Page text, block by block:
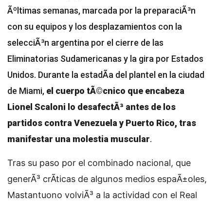
Ãºltimas semanas, marcada por la preparaciÃ³n
con su equipos y los desplazamientos con la
selecciÃ³n argentina por el cierre de las
Eliminatorias Sudamericanas y la gira por Estados
Unidos. Durante la estadÃ­a del plantel en la ciudad
de Miami, el cuerpo tÃ©cnico que encabeza
Lionel Scaloni lo desafectÃ³ antes de los
partidos contra Venezuela y Puerto Rico, tras
manifestar una molestia muscular.
Tras su paso por el combinado nacional, que
generÃ³ crÃ­ticas de algunos medios espaÃ±oles,
Mastantuono volviÃ³ a la actividad con el Real